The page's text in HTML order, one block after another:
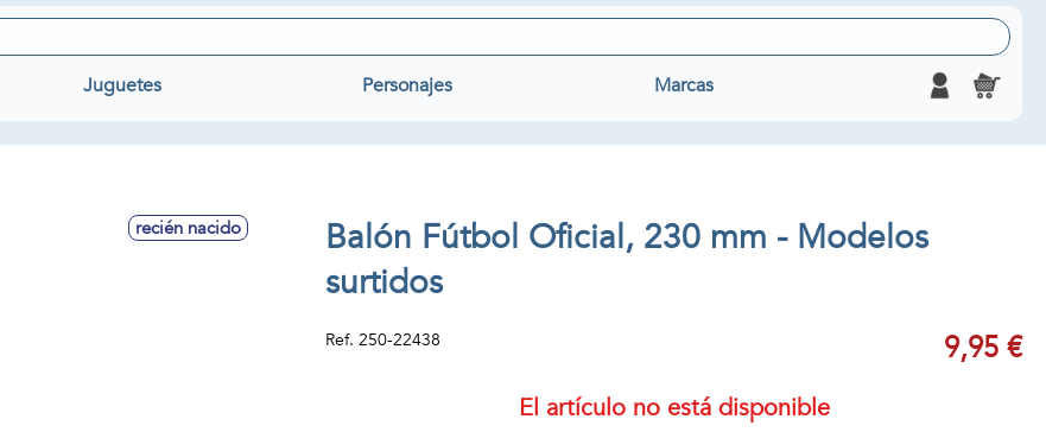
Juguetes Personajes Marcas
recién nacido
Balón Fútbol Oficial, 230 mm - Modelos
surtidos
Ref. 250-22438 9,95 €
El artículo no está disponible